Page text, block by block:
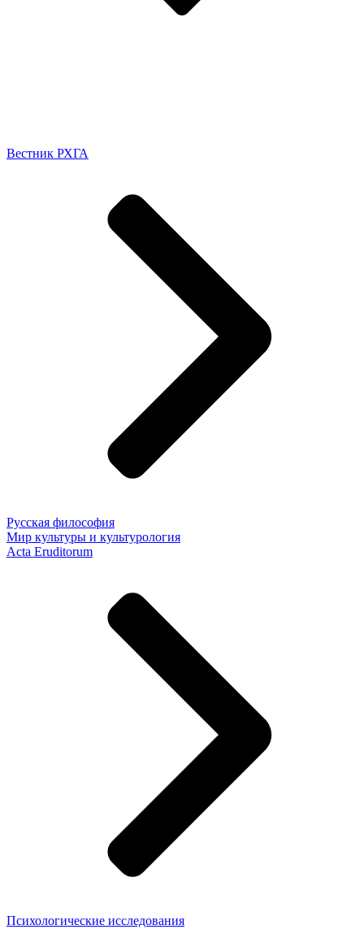
Вестник РХГА
Русская философия
Мир культуры и культурология
Acta Eruditorum
Психологические исследования